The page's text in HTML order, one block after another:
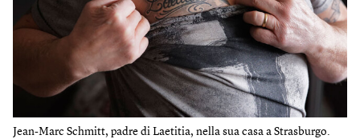
Jean-Marc Schmitt, padre di Laetitia, nella sua casa a Strasburgo.